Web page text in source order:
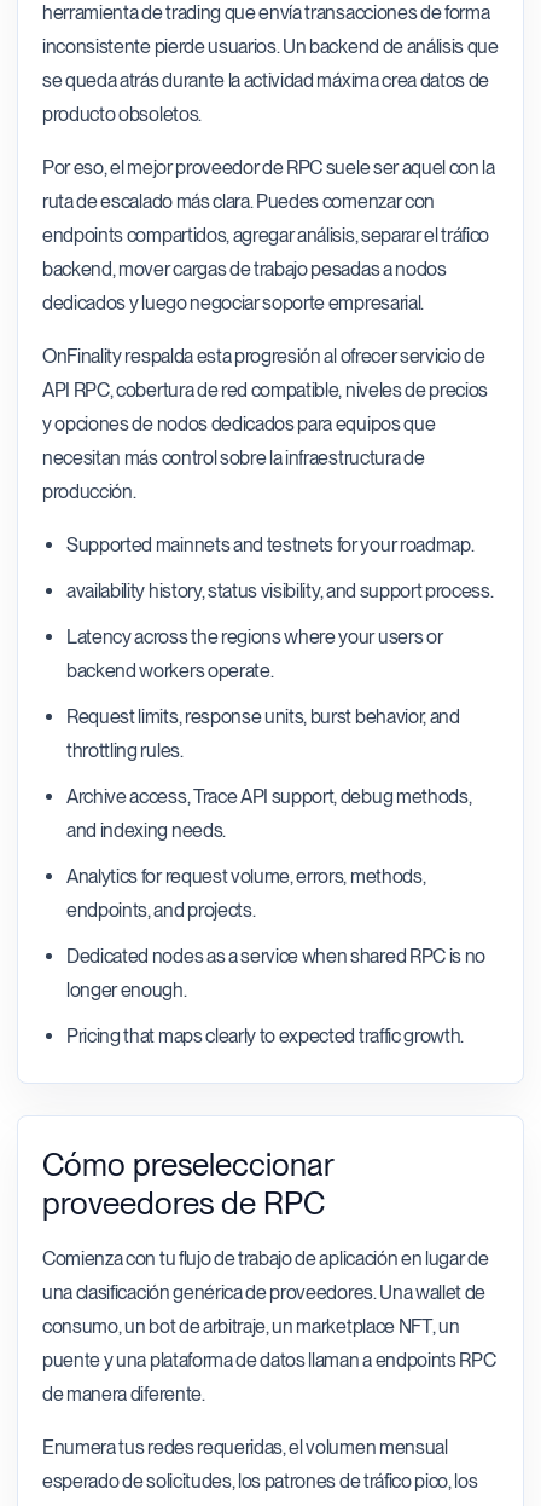
herramienta de trading que envía transacciones de forma
inconsistente pierde usuarios. Un backend de análisis que
se queda atrás durante la actividad máxima crea datos de
producto obsoletos.
Por eso, el mejor proveedor de RPC suele ser aquel con la
ruta de escalado más clara. Puedes comenzar con
endpoints compartidos, agregar análisis, separar el tráfico
backend, mover cargas de trabajo pesadas a nodos
dedicados y luego negociar soporte empresarial.
OnFinality respalda esta progresión al ofrecer servicio de
API RPC, cobertura de red compatible, niveles de precios
y opciones de nodos dedicados para equipos que
necesitan más control sobre la infraestructura de
producción.
Supported mainnets and testnets for your roadmap.
availability history, status visibility, and support process.
Latency across the regions where your users or
backend workers operate.
Request limits, response units, burst behavior, and
throttling rules.
Archive access, Trace API support, debug methods,
and indexing needs.
Analytics for request volume, errors, methods,
endpoints, and projects.
Dedicated nodes as a service when shared RPC is no
longer enough.
Pricing that maps clearly to expected traffic growth.
Cómo preseleccionar
proveedores de RPC
Comienza con tu flujo de trabajo de aplicación en lugar de
una clasificación genérica de proveedores. Una wallet de
consumo, un bot de arbitraje, un marketplace NFT, un
puente y una plataforma de datos llaman a endpoints RPC
de manera diferente.
Enumera tus redes requeridas, el volumen mensual
esperado de solicitudes, los patrones de tráfico pico, los